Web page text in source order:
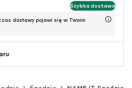
Szybka dostawa
dostawy pojawi się w Twoim